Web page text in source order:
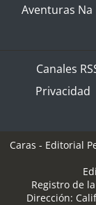
Aventuras
Canales
Privacidad
Caras - Editorial
Registro de
Dirección: